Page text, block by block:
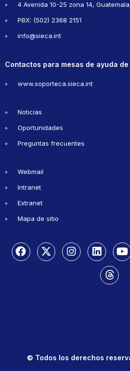
4 Avenida 10-25 zona 14,
PBX: (502) 2368 2151
info@sieca.int
Contactos para mesas de ayuda
www.soporteca.sieca.int
Noticias
Oportunidades
Preguntas frecuentes
Webmail
Intranet
Extranet
Mapa de sitio
© Todos los derechos